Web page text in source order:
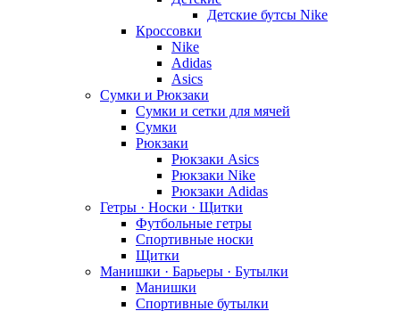
Детские бутсы Nike
Кроссовки
Nike
Adidas
Asics
Сумки и Рюкзаки
Сумки и сетки для мячей
Сумки
Рюкзаки
Рюкзаки Asics
Рюкзаки Nike
Рюкзаки Adidas
Гетры · Носки · Щитки
Футбольные гетры
Спортивные носки
Щитки
Манишки · Барьеры · Бутылки
Манишки
Спортивные бутылки